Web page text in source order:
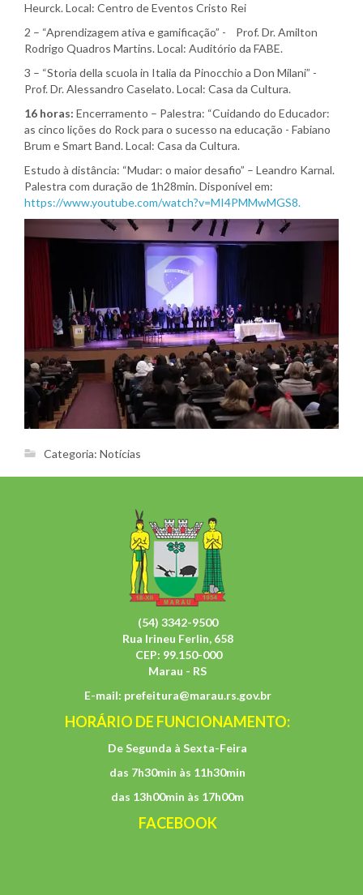
Heurck. Local: Centro de Eventos Cristo Rei
2 – “Aprendizagem ativa e gamificação” - Prof. Dr. Amilton
Rodrigo Quadros Martins. Local: Auditório da FABE.
3 – “Storia della scuola in Italia da Pinocchio a Don Milani” -
Prof. Dr. Alessandro Caselato. Local: Casa da Cultura.
16 horas: Encerramento – Palestra: “Cuidando do Educador:
as cinco lições do Rock para o sucesso na educação - Fabiano
Brum e Smart Band. Local: Casa da Cultura.
Estudo à distância: “Mudar: o maior desafio” – Leandro Karnal.
Palestra com duração de 1h28min. Disponível em:
https://www.youtube.com/watch?v=MI4PMMwMGS8.
Categoria: Notícias
(54) 3342-9500
Rua Irineu Ferlin, 658
CEP: 99.150-000
Marau - RS
E-mail: prefeitura@marau.rs.gov.br
HORÁRIO DE FUNCIONAMENTO:
De Segunda à Sexta-Feira
das 7h30min às 11h30min
das 13h00min às 17h00m
FACEBOOK